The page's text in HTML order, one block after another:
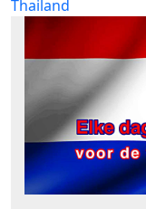
Thailand